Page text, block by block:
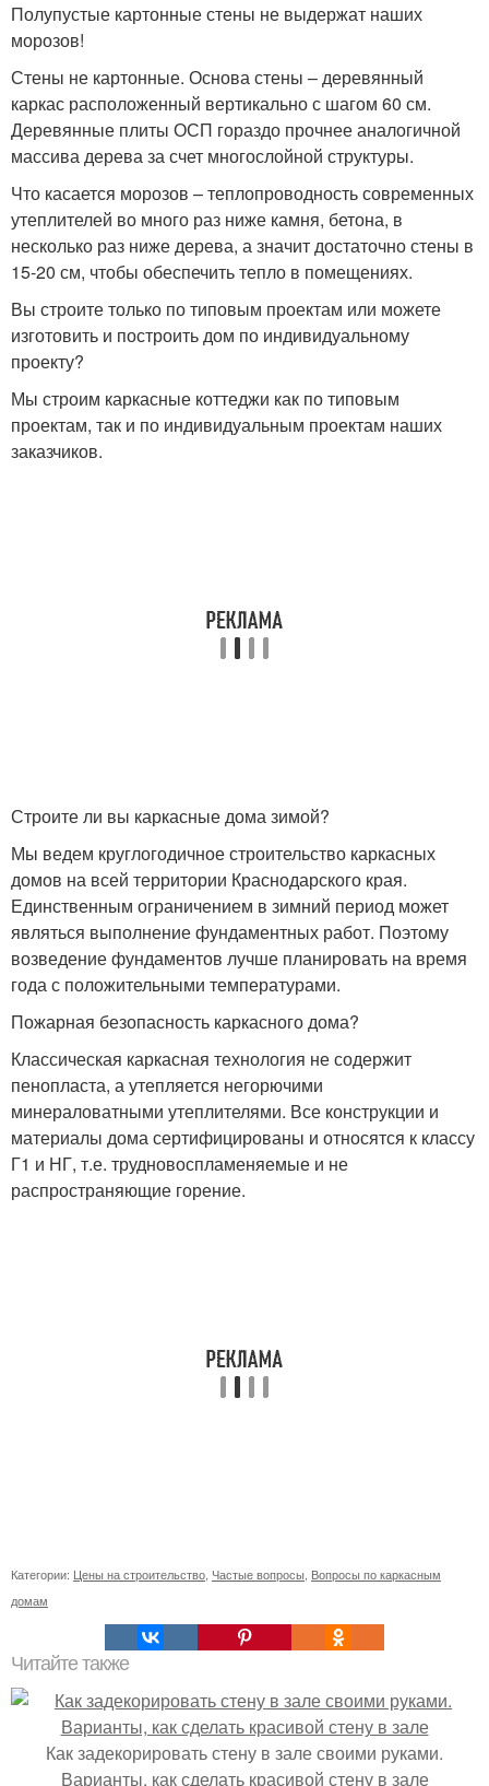
Полупустые картонные стены не выдержат наших
морозов!
Стены не картонные. Основа стены – деревянный
каркас расположенный вертикально с шагом 60 см.
Деревянные плиты ОСП гораздо прочнее аналогичной
массива дерева за счет многослойной структуры.
Что касается морозов – теплопроводность современных
утеплителей во много раз ниже камня, бетона, в
несколько раз ниже дерева, а значит достаточно стены в
15-20 см, чтобы обеспечить тепло в помещениях.
Вы строите только по типовым проектам или можете
изготовить и построить дом по индивидуальному
проекту?
Мы строим каркасные коттеджи как по типовым
проектам, так и по индивидуальным проектам наших
заказчиков.
Строите ли вы каркасные дома зимой?
Мы ведем круглогодичное строительство каркасных
домов на всей территории Краснодарского края.
Единственным ограничением в зимний период может
являться выполнение фундаментных работ. Поэтому
возведение фундаментов лучше планировать на время
года с положительными температурами.
Пожарная безопасность каркасного дома?
Классическая каркасная технология не содержит
пенопласта, а утепляется негорючими
минераловатными утеплителями. Все конструкции и
материалы дома сертифицированы и относятся к классу
Г1 и НГ, т.е. трудновоспламеняемые и не
распространяющие горение.
Категории: Цены на строительство Частые вопросы Вопросы по каркасным
домам
Читайте также
Как задекорировать стену в зале своими руками.
Варианты, как сделать красивой стену в зале